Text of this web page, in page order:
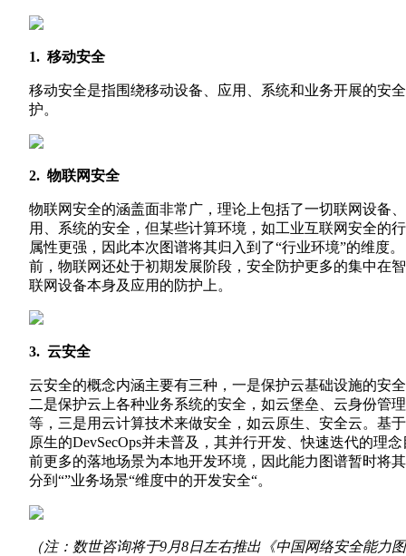
1. 移动安全
移动安全是指围绕移动设备、应用、系统和业务开展的安
护。
2. 物联网安全
物联网安全的涵盖面非常广，理论上包括了一切联网设备
用、系统的安全，但某些计算环境，如工业互联网安全的
属性更强，因此本次图谱将其归入到了“行业环境”的维度
前，物联网还处于初期发展阶段，安全防护更多的集中在
联网设备本身及应用的防护上。
3. 云安全
云安全的概念内涵主要有三种，一是保护云基础设施的安
二是保护云上各种业务系统的安全，如云堡垒、云身份管理
等，三是用云计算技术来做安全，如云原生、安全云。基
原生的DevSecOps并未普及，其并行开发、快速迭代的理念
前更多的落地场景为本地开发环境，因此能力图谱暂时将
分到“”业务场景“维度中的开发安全“。
（注：数世咨询将于9月8日左右推出《中国网络安全能力